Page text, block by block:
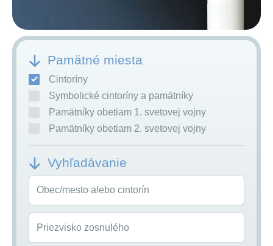
Pamätné miesta
Cintoríny
Symbolické cintoríny a pamätníky
Pamätníky obetiam 1. svetovej vojny
Pamätníky obetiam 2. svetovej vojny
Vyhľadávanie
Obec/mesto alebo cintorín
Priezvisko zosnulého